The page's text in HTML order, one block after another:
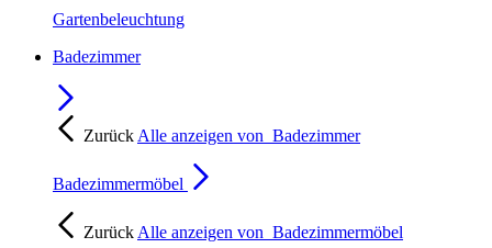
Gartenbeleuchtung
Badezimmer
Zurück Alle anzeigen von Badezimmer
Badezimmermöbel
Zurück Alle anzeigen von Badezimmermöbel